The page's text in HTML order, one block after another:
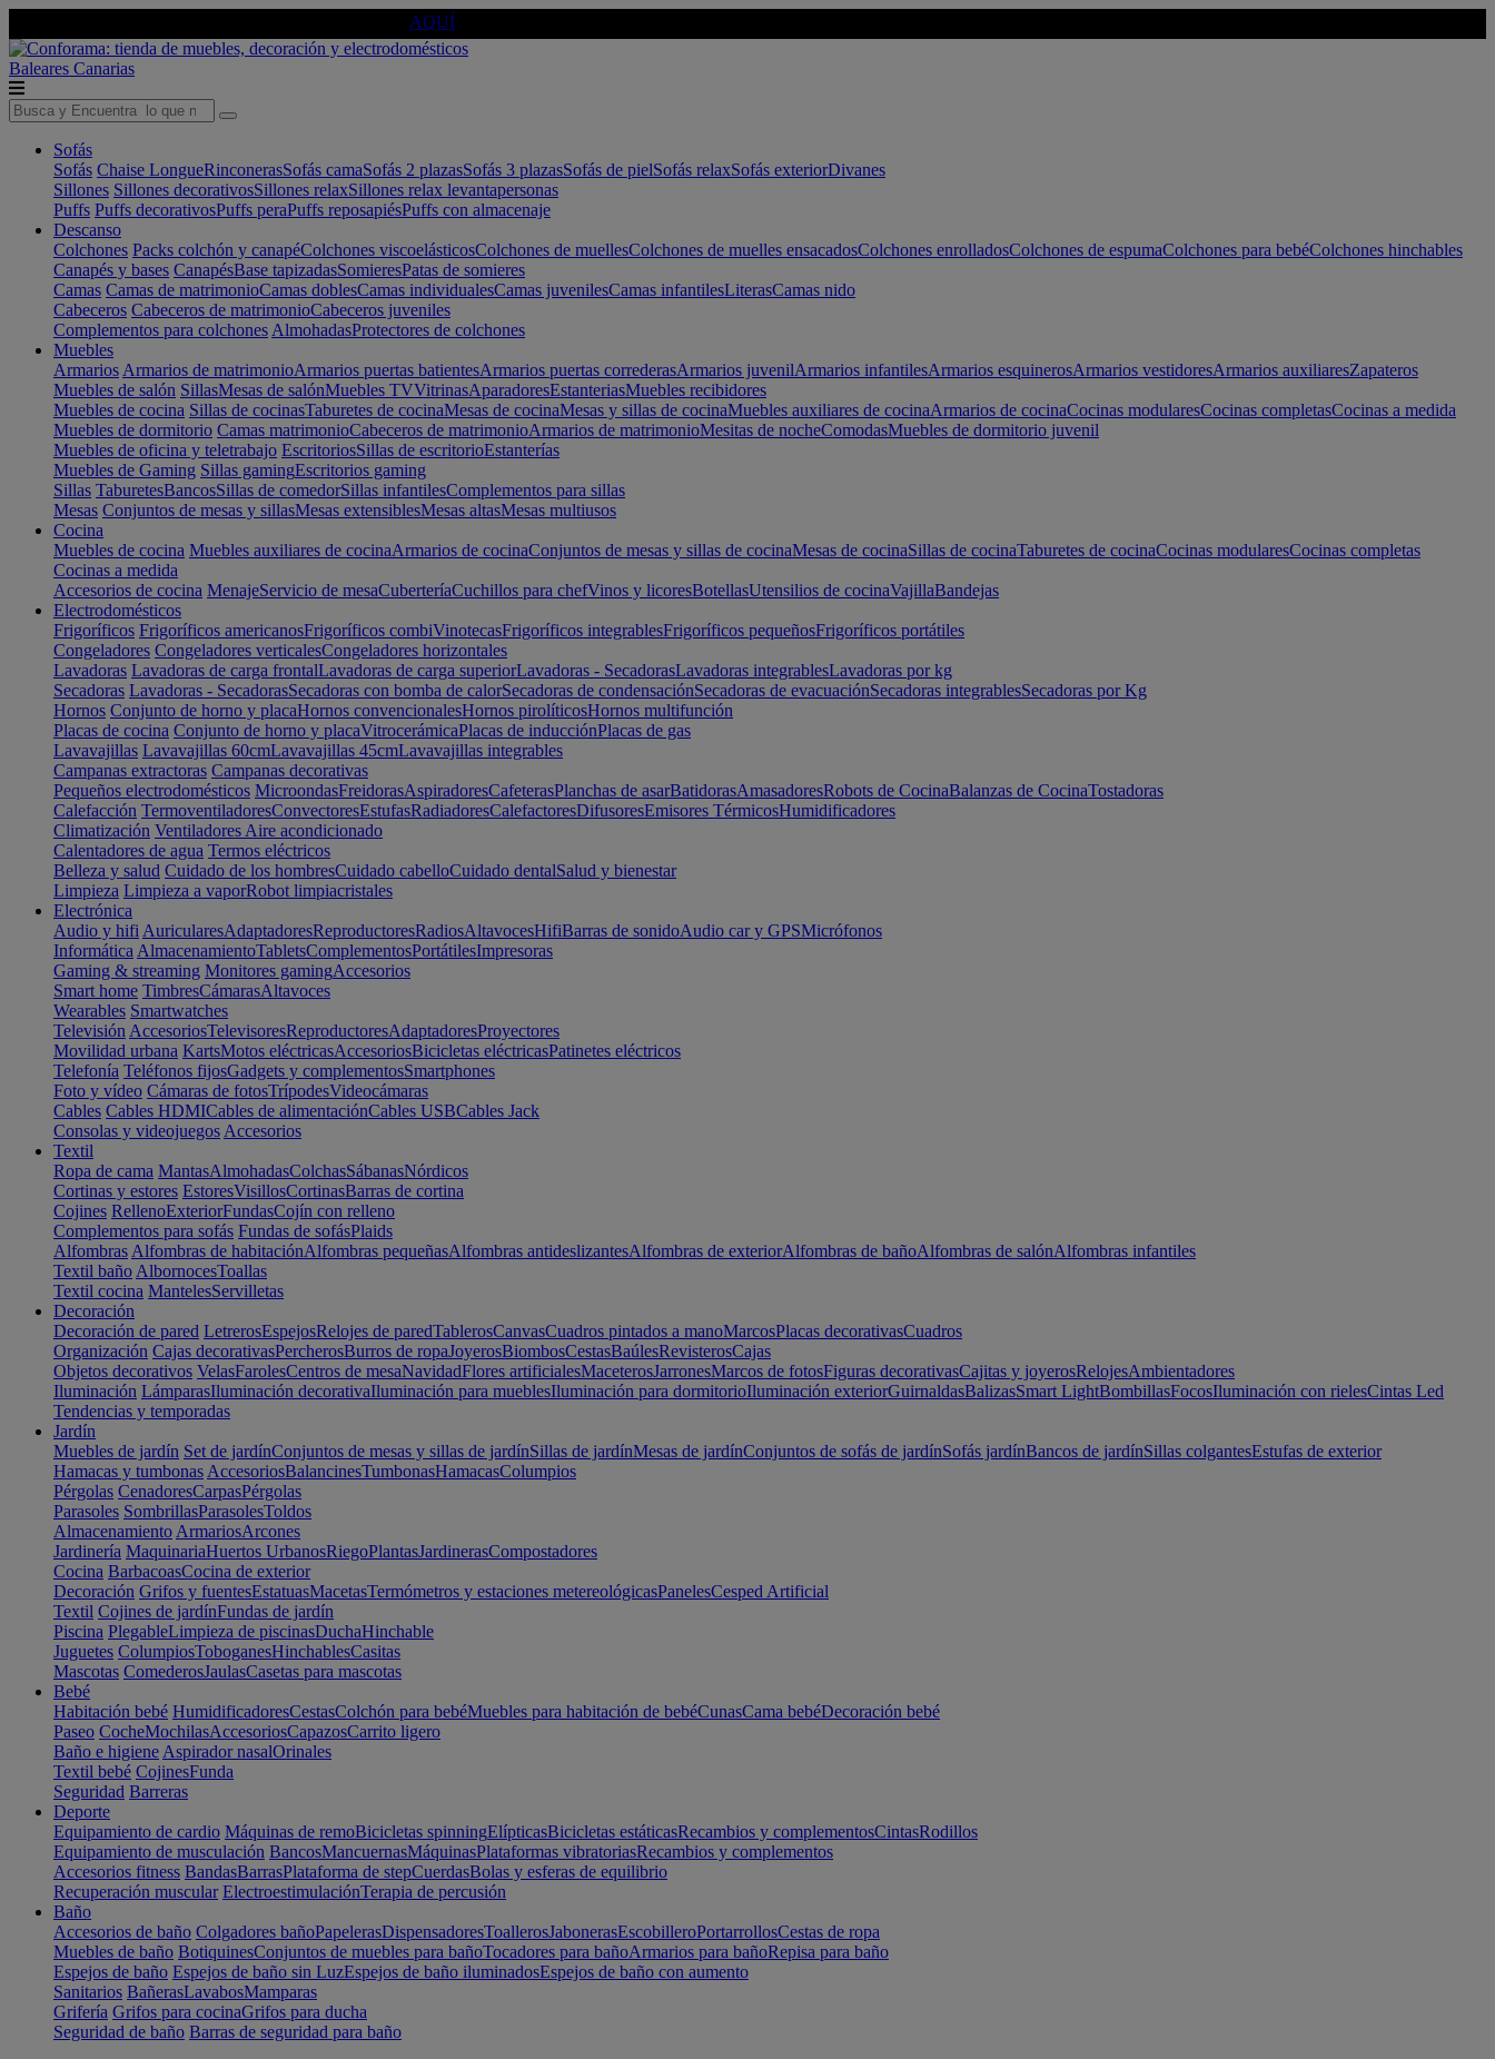
AQUÍ
Baleares Canarias
Sofás
Sofás Chaise LongueRinconerasSofás camaSofás 2 plazasSofás 3 plazasSofás de pielSofás relaxSofás exteriorDivanes
Sillones Sillones decorativosSillones relaxSillones relax levantapersonas
Puffs Puffs decorativosPuffs peraPuffs reposapiésPuffs con almacenaje
Descanso
Colchones Packs colchón y canapéColchones viscoelásticosColchones de muellesColchones de muelles ensacadosColchones enrolladosColchones de espumaColchones para bebéColchones hinchables
Canapés y bases CanapésBase tapizadasSomieresPatas de somieres
Camas Camas de matrimonioCamas doblesCamas individualesCamas juvenilesCamas infantilesLiterasCamas nido
Cabeceros Cabeceros de matrimonioCabeceros juveniles
Complementos para colchones AlmohadasProtectores de colchones
Muebles
Armarios Armarios de matrimonioArmarios puertas batientesArmarios puertas correderasArmarios juvenilArmarios infantilesArmarios esquinerosArmarios vestidoresArmarios auxiliaresZapateros
Muebles de salón SillasMesas de salónMuebles TVVitrinasAparadoresEstanteriasMuebles recibidores
Muebles de cocina Sillas de cocinasTaburetes de cocinaMesas de cocinaMesas y sillas de cocinaMuebles auxiliares de cocinaArmarios de cocinaCocinas modularesCocinas completasCocinas a medida
Muebles de dormitorio Camas matrimonioCabeceros de matrimonioArmarios de matrimonioMesitas de nocheComodasMuebles de dormitorio juvenil
Muebles de oficina y teletrabajo EscritoriosSillas de escritorioEstanterías
Muebles de Gaming Sillas gamingEscritorios gaming
Sillas TaburetesBancosSillas de comedorSillas infantilesComplementos para sillas
Mesas Conjuntos de mesas y sillasMesas extensiblesMesas altasMesas multiusos
Cocina
Muebles de cocina Muebles auxiliares de cocinaArmarios de cocinaConjuntos de mesas y sillas de cocinaMesas de cocinaSillas de cocinaTaburetes de cocinaCocinas modularesCocinas completas
Cocinas a medida
Accesorios de cocina MenajeServicio de mesaCuberteríaCuchillos para chefVinos y licoresBotellasUtensilios de cocinaVajillaBandejas
Electrodomésticos
Frigoríficos Frigoríficos americanosFrigoríficos combiVinotecasFrigoríficos integrablesFrigoríficos pequeñosFrigoríficos portátiles
Congeladores Congeladores verticalesCongeladores horizontales
Lavadoras Lavadoras de carga frontalLavadoras de carga superiorLavadoras - SecadorasLavadoras integrablesLavadoras por kg
Secadoras Lavadoras - SecadorasSecadoras con bomba de calorSecadoras de condensaciónSecadoras de evacuaciónSecadoras integrablesSecadoras por Kg
Hornos Conjunto de horno y placaHornos convencionalesHornos pirolíticosHornos multifunción
Placas de cocina Conjunto de horno y placaVitrocerámicaPlacas de inducciónPlacas de gas
Lavavajillas Lavavajillas 60cmLavavajillas 45cmLavavajillas integrables
Campanas extractoras Campanas decorativas
Pequeños electrodomésticos MicroondasFreidorasAspiradoresCafeterasPlanchas de asarBatidorasAmasadoresRobots de CocinaBalanzas de CocinaTostadoras
Calefacción TermoventiladoresConvectoresEstufasRadiadoresCalefactoresDifusoresEmisores TérmicosHumidificadores
Climatización Ventiladores Aire acondicionado
Calentadores de agua Termos eléctricos
Belleza y salud Cuidado de los hombresCuidado cabelloCuidado dentalSalud y bienestar
Limpieza Limpieza a vaporRobot limpiacristales
Electrónica
Audio y hifi AuricularesAdaptadoresReproductoresRadiosAltavocesHifiBarras de sonidoAudio car y GPSMicrófonos
Informática AlmacenamientoTabletsComplementosPortátilesImpresoras
Gaming & streaming Monitores gamingAccesorios
Smart home TimbresCámarasAltavoces
Wearables Smartwatches
Televisión AccesoriosTelevisoresReproductoresAdaptadoresProyectores
Movilidad urbana KartsMotos eléctricasAccesoriosBicicletas eléctricasPatinetes eléctricos
Telefonía Teléfonos fijosGadgets y complementosSmartphones
Foto y vídeo Cámaras de fotosTrípodesVideocámaras
Cables Cables HDMICables de alimentaciónCables USBCables Jack
Consolas y videojuegos Accesorios
Textil
Ropa de cama MantasAlmohadasColchasSábanasNórdicos
Cortinas y estores EstoresVisillosCortinasBarras de cortina
Cojines RellenoExteriorFundasCojín con relleno
Complementos para sofás Fundas de sofásPlaids
Alfombras Alfombras de habitaciónAlfombras pequeñasAlfombras antideslizantesAlfombras de exteriorAlfombras de bañoAlfombras de salónAlfombras infantiles
Textil baño AlbornocesToallas
Textil cocina MantelesServilletas
Decoración
Decoración de pared LetrerosEspejosRelojes de paredTablerosCanvasCuadros pintados a manoMarcosPlacas decorativasCuadros
Organización Cajas decorativasPercherosBurros de ropaJoyerosBiombosCestasBaúlesRevisterosCajas
Objetos decorativos VelasFarolesCentros de mesaNavidadFlores artificialesMaceterosJarronesMarcos de fotosFiguras decorativasCajitas y joyerosRelojesAmbientadores
Iluminación LámparasIluminación decorativaIluminación para mueblesIluminación para dormitorioIluminación exteriorGuirnaldasBalizasSmart LightBombillasFocosIluminación con rielesCintas Led
Tendencias y temporadas
Jardín
Muebles de jardín Set de jardínConjuntos de mesas y sillas de jardínSillas de jardínMesas de jardínConjuntos de sofás de jardínSofás jardínBancos de jardínSillas colgantesEstufas de exterior
Hamacas y tumbonas AccesoriosBalancinesTumbonasHamacasColumpios
Pérgolas CenadoresCarpasPérgolas
Parasoles SombrillasParasolesToldos
Almacenamiento ArmariosArcones
Jardinería MaquinariaHuertos UrbanosRiegoPlantasJardinerasCompostadores
Cocina BarbacoasCocina de exterior
Decoración Grifos y fuentesEstatuasMacetasTermómetros y estaciones metereológicasPanelesCesped Artificial
Textil Cojines de jardínFundas de jardín
Piscina PlegableLimpieza de piscinasDuchaHinchable
Juguetes ColumpiosToboganesHinchablesCasitas
Mascotas ComederosJaulasCasetas para mascotas
Bebé
Habitación bebé HumidificadoresCestasColchón para bebéMuebles para habitación de bebéCunasCama bebéDecoración bebé
Paseo CocheMochilasAccesoriosCapazosCarrito ligero
Baño e higiene Aspirador nasalOrinales
Textil bebé CojinesFunda
Seguridad Barreras
Deporte
Equipamiento de cardio Máquinas de remoBicicletas spinningElípticasBicicletas estáticasRecambios y complementosCintasRodillos
Equipamiento de musculación BancosMancuernasMáquinasPlataformas vibratoriasRecambios y complementos
Accesorios fitness BandasBarrasPlataforma de stepCuerdasBolas y esferas de equilibrio
Recuperación muscular ElectroestimulaciónTerapia de percusión
Baño
Accesorios de baño Colgadores bañoPapelerasDispensadoresToallerosJabonerasEscobilleroPortarrollosCestas de ropa
Muebles de baño BotiquinesConjuntos de muebles para bañoTocadores para bañoArmarios para bañoRepisa para baño
Espejos de baño Espejos de baño sin LuzEspejos de baño iluminadosEspejos de baño con aumento
Sanitarios BañerasLavabosMamparas
Grifería Grifos para cocinaGrifos para ducha
Seguridad de baño Barras de seguridad para baño